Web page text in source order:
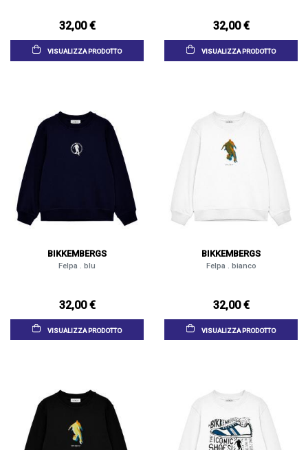
32,00 €
VISUALIZZA PRODOTTO
32,00 €
VISUALIZZA PRODOTTO
BIKKEMBERGS
Felpa . blu
32,00 €
VISUALIZZA PRODOTTO
BIKKEMBERGS
Felpa . bianco
32,00 €
VISUALIZZA PRODOTTO